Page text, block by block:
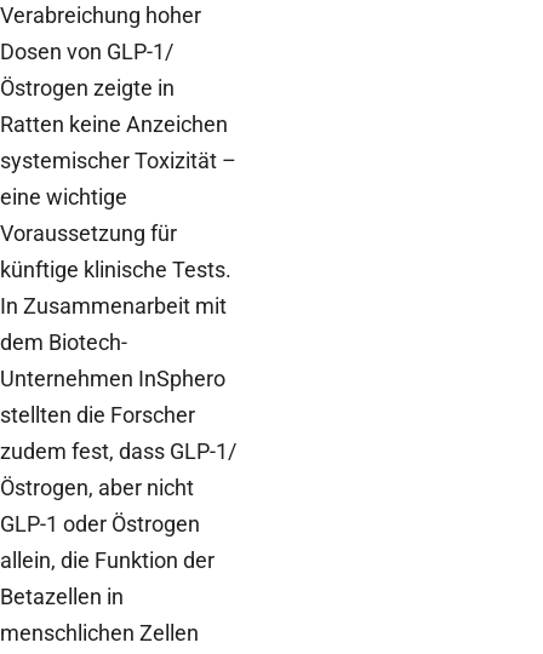
Verabreichung hoher
Dosen von GLP-1/
Östrogen zeigte in
Ratten keine Anzeichen
systemischer Toxizität –
eine wichtige
Voraussetzung für
künftige klinische Tests.
In Zusammenarbeit mit
dem Biotech-
Unternehmen InSphero
stellten die Forscher
zudem fest, dass GLP-1/
Östrogen, aber nicht
GLP-1 oder Östrogen
allein, die Funktion der
Betazellen in
menschlichen Zellen